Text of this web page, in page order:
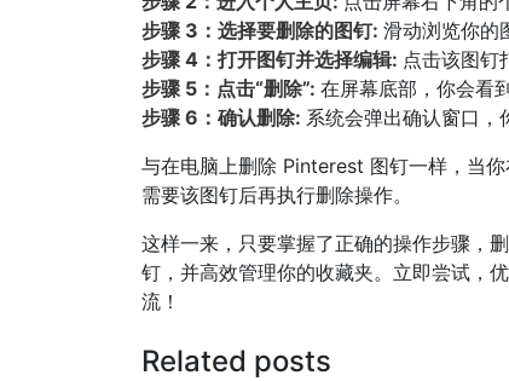
步骤 3：选择要删除的图钉: 滑动浏览你的
步骤 4：打开图钉并选择编辑: 点击该图钉
步骤 5：点击“删除”: 在屏幕底部，你会看
步骤 6：确认删除: 系统会弹出确认窗口，
与在电脑上删除 Pinterest 图钉一样，当
需要该图钉后再执行删除操作。
这样一来，只要掌握了正确的操作步骤，
钉，并高效管理你的收藏夹。立即尝试，
流！
Related posts